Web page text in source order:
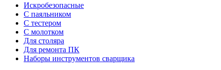
Искробезопасные
С паяльником
С тестером
С молотком
Для столяра
Для ремонта ПК
Наборы инструментов сварщика